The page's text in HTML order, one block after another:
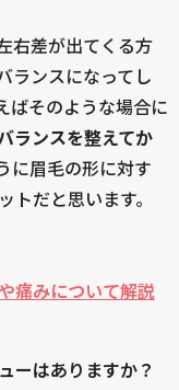
右差が出てくる方
ランスになってし
ばそのような場合に
ランスを整えてか
に眉毛の形に対す
トだと思います。
痛みについて解説
ーはありますか？